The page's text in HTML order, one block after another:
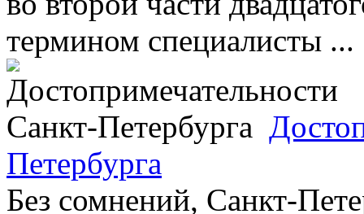
термином специалисты ...
Петербурга
Без сомнений, Санкт-